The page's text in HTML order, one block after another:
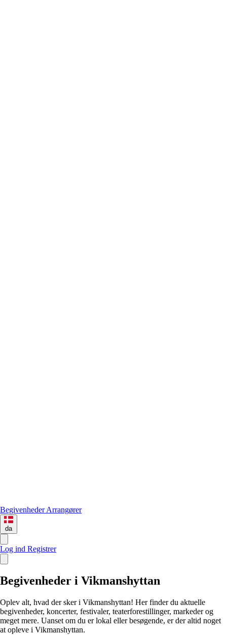
BegivenhederArrangører
da
Log ind Registrer
Begivenheder i Vikmanshyttan
Oplev alt, hvad der sker i Vikmanshyttan! Her finder du aktuelle
begivenheder, koncerter, festivaler, teaterforestillinger, markeder og
meget mere. Uanset om du er lokal eller besøgende, er der altid noget
at opleve i Vikmanshyttan.